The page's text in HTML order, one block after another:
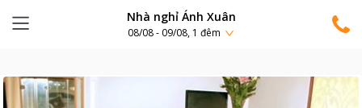
Nhà nghỉ Ánh Xuân
08/08 - 09/08, 1 đêm